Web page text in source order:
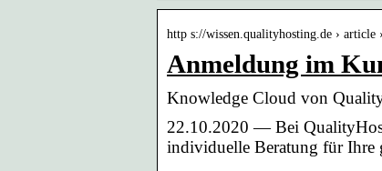
http s://wissen.qualityhosting.de › article
Anmeldung im
Knowledge Cloud von
22.10.2020 — Bei
individuelle Beratung für Ihre